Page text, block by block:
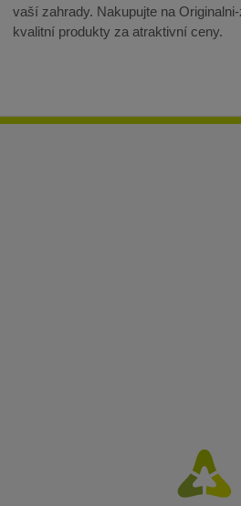
vaší zahrady. Nakupujte na
kvalitní produkty za atraktivní ceny.